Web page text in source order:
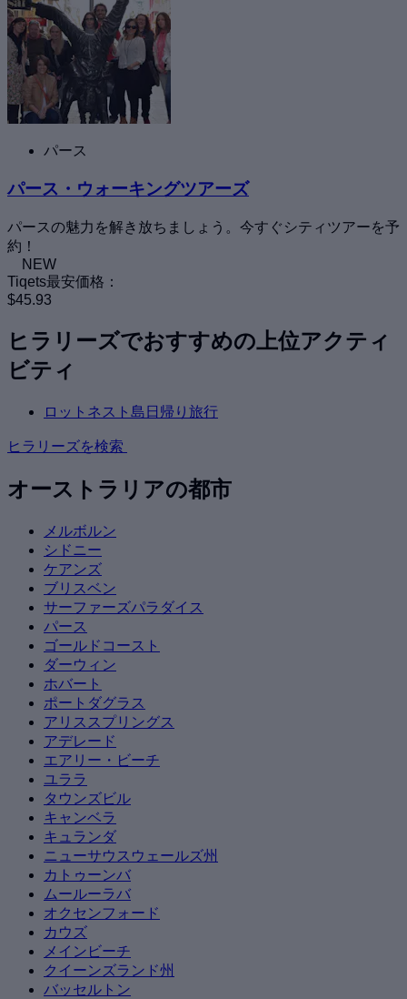
パース
パース・ウォーキングツアーズ
パースの魅力を解き放ちましょう。今すぐシティツアーを予
約！
NEW
Tiqets最安価格：
$45.93
ヒラリーズでおすすめの上位アクティ
ビティ
ロットネスト島日帰り旅行
ヒラリーズを検索
オーストラリアの都市
メルボルン
シドニー
ケアンズ
ブリスベン
サーファーズパラダイス
パース
ゴールドコースト
ダーウィン
ホバート
ポートダグラス
アリススプリングス
アデレード
エアリー・ビーチ
ユララ
タウンズビル
キャンベラ
キュランダ
ニューサウスウェールズ州
カトゥーンバ
ムールーラバ
オクセンフォード
カウズ
メインビーチ
クイーンズランド州
バッセルトン